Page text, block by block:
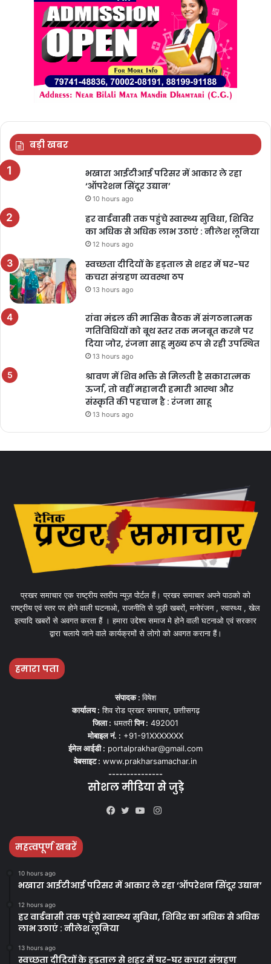
बड़ी खबर
भखारा आईटीआई परिसर में आकार ले रहा
‘ऑपरेशन सिंदूर उद्यान’
10 hours ago
हर वार्डवासी तक पहुंचे स्वास्थ्य सुविधा, शिविर
का अधिक से अधिक लाभ उठाएं : नीलेश लूनिया
12 hours ago
स्वच्छता दीदियों के हड़ताल से शहर में घर-घर
कचरा संग्रहण व्यवस्था ठप
13 hours ago
रांवा मंडल की मासिक बैठक में संगठनात्मक
गतिविधियों को बूथ स्तर तक मजबूत करने पर
दिया जोर, रंजना साहू मुख्य रूप से रही उपस्थित
13 hours ago
श्रावण में शिव भक्ति से मिलती है सकारात्मक
ऊर्जा, तो वहीं महानदी हमारी आस्था और
संस्कृति की पहचान है : रंजना साहू
13 hours ago
प्रखर समाचार एक राष्ट्रीय स्तरीय न्यूज़ पोर्टल हैं। प्रखर समाचार अपने पाठको को
राष्ट्रीय एवं स्तर पर होने वाली घटनाओ, राजनीति से जुड़ी खबरों, मनोरंजन , स्वास्थ्य , खेल
इत्यादि खबरों से अवगत करता हैं । हमारा उद्देश्य समाज मे होने वाली घटनाओ एवं सरकार
द्वारा चलाये जाने वाले कार्यक्रमों से लोगो को अवगत कराना हैं।
हमारा पता
संपादक :विषेश
कार्यालय : शिव रोड प्रखर समाचार, छत्तीसगढ़
जिला : धमतरीपिन : 492001
मोबाइल नं. : +91-91XXXXXXX
ईमेल आईडी : portalprakhar@gmail.com
वेबसाइट : www.prakharsamachar.in
---------------
सोशल मीडिया से जुड़े
Instagram
महत्वपूर्ण खबरें
10 hours ago
भखारा आईटीआई परिसर में आकार ले रहा ‘ऑपरेशन सिंदूर उद्यान’
12 hours ago
हर वार्डवासी तक पहुंचे स्वास्थ्य सुविधा, शिविर का अधिक से अधिक
लाभ उठाएं : नीलेश लूनिया
13 hours ago
स्वच्छता दीदियों के हड़ताल से शहर में घर-घर कचरा संग्रहण